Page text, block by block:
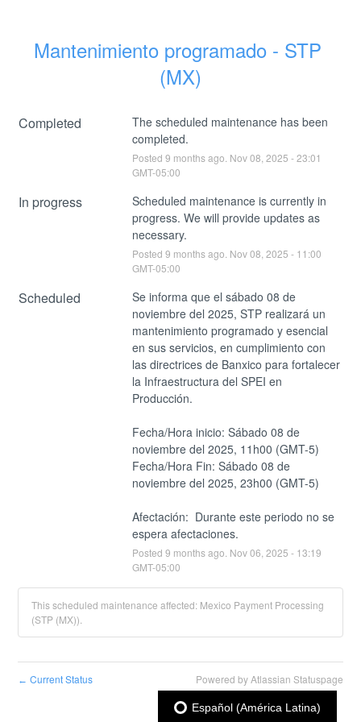
Mantenimiento programado - STP
(MX)
Completed
The scheduled maintenance has been
completed.
Posted 9 months ago. Nov08 2025 -23:01
GMT-05:00
In progress
Scheduled maintenance is currently in
progress. We will provide updates as
necessary.
Posted 9 months ago. Nov08 2025 - 11:00
GMT-05:00
Scheduled
Se informa que el sábado 08 de
noviembre del 2025, STP realizará un
mantenimiento programado y esencial
en sus servicios, en cumplimiento con
las directrices de Banxico para fortalecer
la Infraestructura del SPEI en
Producción.
Fecha/Hora inicio: Sábado 08 de
noviembre del 2025, 11h00 (GMT-5)
Fecha/Hora Fin: Sábado 08 de
noviembre del 2025, 23h00 (GMT-5)
Afectación:  Durante este periodo no se
espera afectaciones.
Posted 9 months ago. Nov06 2025 - 13:19
GMT-05:00
This scheduled maintenance affected: Mexico Payment Processing
(STP (MX)).
← Current Status Powered by Atlassian Statuspage
Español (América Latina)